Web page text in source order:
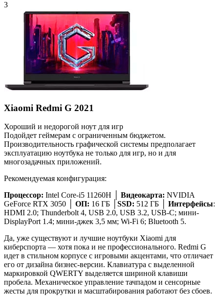
3
Xiaomi Redmi G 2021
Хороший и недорогой ноут для игр
Подойдет геймерам с ограниченным бюджетом.
Производительность графической системы предполагает
эксплуатацию ноутбука не только для игр, но и для
многозадачных приложений.
Рекомендуемая конфигурация:
Процессор: Intel Core-i5 11260H │ Видеокарта: NVIDIA
GeForce RTX 3050 │ ОП: 16 ГБ │ SSD: 512 ГБ │ Интерфейсы:
HDMI 2.0; Thunderbolt 4, USB 2.0, USB 3.2, USB-C; мини-
DisplayPort 1.4; мини-джек 3,5 мм; Wi-Fi 6; Bluetooth 5.
Да, уже существуют и лучшие ноутбуки Xiaomi для
киберспорта — хотя пока и не профессионального. Redmi G
идет в стильном корпусе с игровыми акцентами, что отличает
его от дизайна бизнес-версии. Клавиатура с выделенной
маркировкой QWERTY выделяется шириной клавиши
пробела. Механическое управление тачпадом и сенсорные
жесты для прокрутки и масштабирования работают без сбоев.